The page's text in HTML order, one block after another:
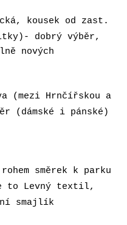
kousek od zast.
dobrý výběr,
nových
(mezi Hrnčířskou a
(dámské i pánské)
směrek k parku
to Levný textil,
smajlík